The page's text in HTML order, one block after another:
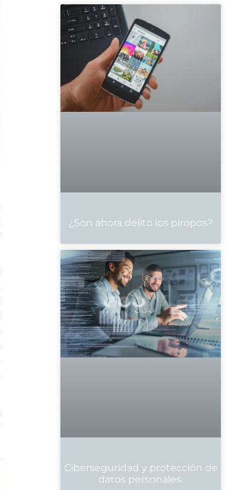
¿Son ahora delito los piropos?
Ciberseguridad y protección de
datos personales.